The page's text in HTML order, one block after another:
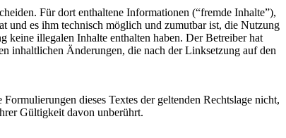
Für dort enthaltene Informationen (“fremde Inhalte”),
und es ihm technisch möglich und zumutbar ist, die Nutzung
illegalen Inhalte enthalten haben. Der Betreiber hat
inhaltlichen Änderungen, die nach der Linksetzung auf den
dieses Textes der geltenden Rechtslage nicht,
Gültigkeit davon unberührt.